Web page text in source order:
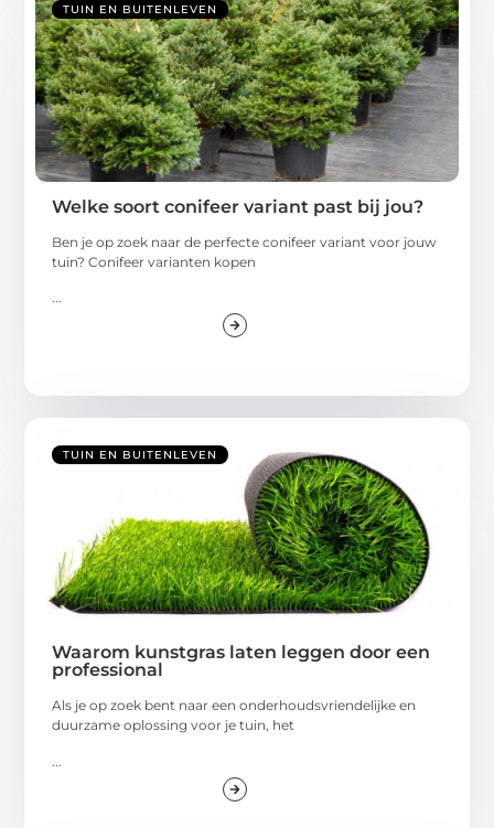
TUIN EN BUITENLEVEN
Welke soort conifeer variant past bij jou?
Ben je op zoek naar de perfecte conifeer variant voor jouw
tuin? Conifeer varianten kopen
...
TUIN EN BUITENLEVEN
Waarom kunstgras laten leggen door een
professional
Als je op zoek bent naar een onderhoudsvriendelijke en
duurzame oplossing voor je tuin, het